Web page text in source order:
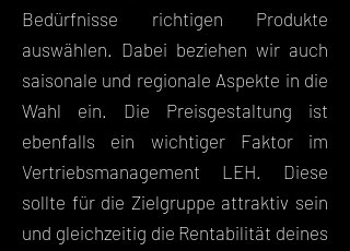
Bedürfnisse richtigen Produkte
auswählen. Dabei beziehen wir auch
saisonale und regionale Aspekte in die
Wahl ein. Die Preisgestaltung ist
ebenfalls ein wichtiger Faktor im
Vertriebsmanagement LEH. Diese
sollte für die Zielgruppe attraktiv sein
und gleichzeitig die Rentabilität deines